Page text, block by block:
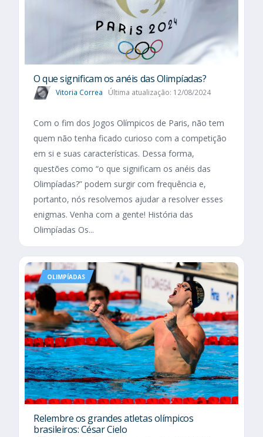
O que significam os anéis das Olimpíadas?
Vitoria Correa Última atualização: 12/08/2024
Com o fim dos Jogos Olímpicos de Paris, não tem
quem não tenha ficado curioso com a competição
em si e suas características. Dessa forma,
questões como “o que significam os anéis das
Olimpíadas?” podem surgir com frequência e,
portanto, nós resolvemos ajudar a resolver esses
enigmas. Venha com a gente! História das
Olimpíadas Os...
OLIMPÍADAS
Relembre os grandes atletas olímpicos
brasileiros: César Cielo